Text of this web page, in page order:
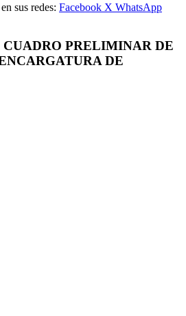
sus redes: Facebook X WhatsApp
PRELIMINAR DE
DE